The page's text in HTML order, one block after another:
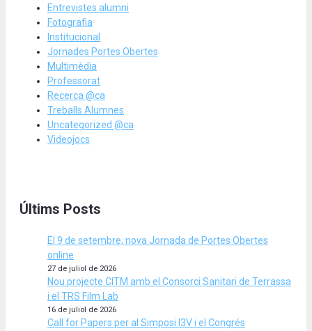
Entrevistes alumni
Fotografia
Institucional
Jornades Portes Obertes
Multimèdia
Professorat
Recerca @ca
Treballs Alumnes
Uncategorized @ca
Videojocs
Últims Posts
El 9 de setembre, nova Jornada de Portes Obertes
online
27 de juliol de 2026
Nou projecte CITM amb el Consorci Sanitari de Terrassa
i el TRS Film Lab
16 de juliol de 2026
Call for Papers per al Simposi I3V i el Congrés